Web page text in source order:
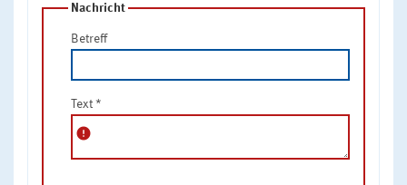
Nachricht
Betreff
Text *
error